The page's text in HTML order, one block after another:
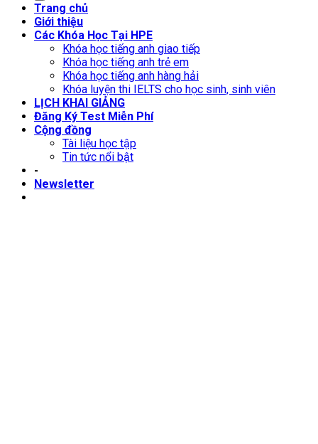
Trang chủ
Giới thiệu
Các Khóa Học Tại HPE
Khóa học tiếng anh giao tiếp
Khóa học tiếng anh trẻ em
Khóa học tiếng anh hàng hải
Khóa luyện thi IELTS cho học sinh, sinh viên
LỊCH KHAI GIẢNG
Đăng Ký Test Miễn Phí
Cộng đồng
Tài liệu học tập
Tin tức nổi bật
-
Newsletter